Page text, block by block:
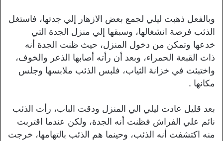
وبالفعل ذهبت ليلي لجمع بعض الازهار إلي جدتها، فاستغل
الذئب فرصة انشغالها، وسبقها إلي منزل الجدة التي
خدعها وتمكن من دخول المنزل، حيث ظنت الجدة أنه
ذات القبعة الحمراء، وبعد أن رأته أصابها الذعر والخوف،
واختبئت في خزانة الثياب، فلبس الذئب ملابسها وجلس
مكانها .
بعد قليل عادت ليلي الي المنزل ودقت الباب، رأت الذئب
نائم علي الفراش فظنت أنه الجدة، ولكن عندما اقتربت
منه اكتشفت أنه الذئب، وحينما هم الذئب بالتهامها، خرجت